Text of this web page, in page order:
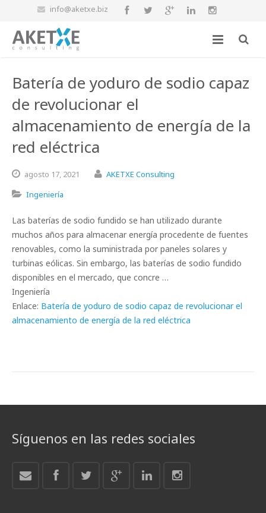
info@aketxe.biz
Batería de yoduro de sodio capaz
de revolucionar el
almacenamiento de energía de la
red eléctrica
agosto 17, 2021
AKETXE Consulting
Ingeniería
Las baterías de sodio fundido se han utilizado durante
muchos años para almacenar energía procedente de fuentes
renovables, como la suministrada por paneles solares y
turbinas eólicas. Sin embargo, las baterías de sodio fundido
disponibles en el mercado, que concre …
Ingeniería
Enlace: Batería de yoduro de sodio capaz de revolucionar el
almacenamiento de energía de la red eléctrica
Síguenos en las redes sociales